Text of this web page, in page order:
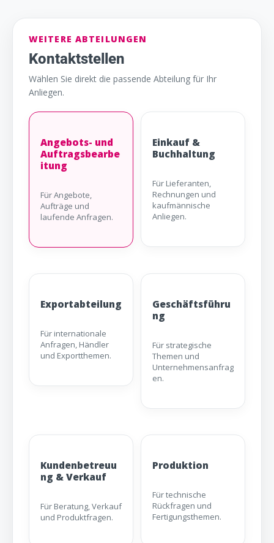
WEITERE ABTEILUNGEN
Kontaktstellen
Wählen Sie direkt die passende Abteilung für Ihr
Anliegen.
Angebots- und
Auftragsbearbe
itung
Für Angebote,
Aufträge und
laufende Anfragen.
Einkauf &
Buchhaltung
Für Lieferanten,
Rechnungen und
kaufmännische
Anliegen.
Exportabteilung
Für internationale
Anfragen, Händler
und Exportthemen.
Geschäftsführu
ng
Für strategische
Themen und
Unternehmensanfrag
en.
Kundenbetreuu
ng & Verkauf
Für Beratung, Verkauf
und Produktfragen.
Produktion
Für technische
Rückfragen und
Fertigungsthemen.